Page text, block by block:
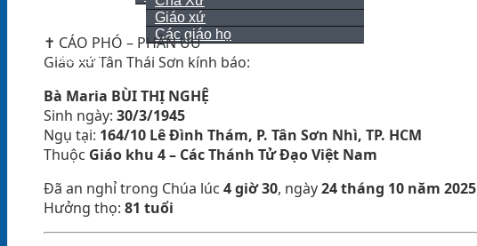
Giáo xứ
Các giáo họ
Liên hệ
✝️ CÁO PHÓ – PHÂN ƯU
Giáo xứ Tân Thái Sơn kính báo:
Bà Maria BÙI THỊ NGHỆ
Sinh ngày: 30/3/1945
Ngụ tại: 164/10 Lê Đình Thám, P. Tân Sơn Nhì, TP. HCM
Thuộc Giáo khu 4 – Các Thánh Tử Đạo Việt Nam
Đã an nghỉ trong Chúa lúc 4 giờ 30, ngày24 tháng 10 năm 2025
Hưởng thọ: 81 tuổi